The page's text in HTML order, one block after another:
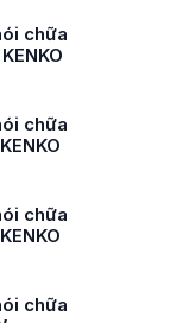
chữa
chữa
chữa
chữa